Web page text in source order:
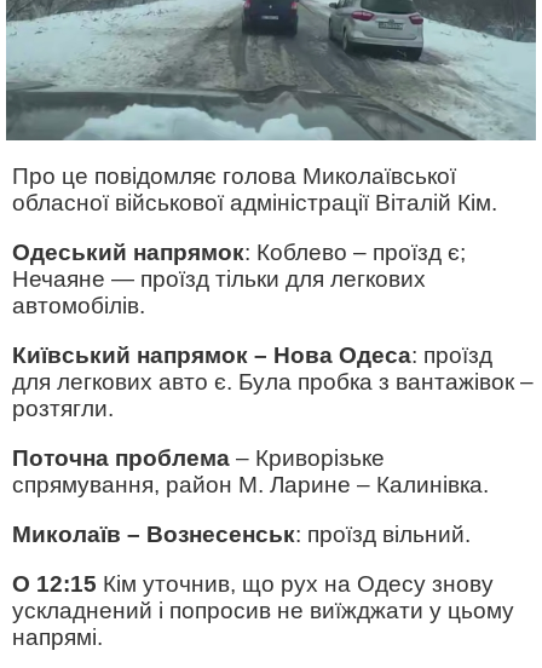
Про це повідомляє голова Миколаївської
обласної військової адміністрації Віталій Кім.
Одеський напрямок: Коблево – проїзд є;
Нечаяне — проїзд тільки для легкових
автомобілів.
Київський напрямок – Нова Одеса: проїзд
для легкових авто є. Була пробка з вантажівок –
розтягли.
Поточна проблема – Криворізьке
спрямування, район М. Ларине – Калинівка.
Миколаїв – Вознесенськ: проїзд вільний.
О 12:15 Кім уточнив, що рух на Одесу знову
ускладнений і попросив не виїжджати у цьому
напрямі.